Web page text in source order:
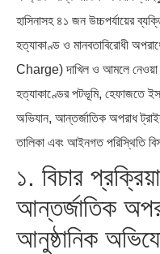
হাসিনাসহ ৪১ জন উচ্চপর্যায়ের
হত্যাকাণ্ড ও মানবতাবিরোধী
Charge) দাখিল ও আমলে নেওয়া
হত্যাকাণ্ডের পটভূমি, হেফাজতে
অভিযান, আন্তর্জাতিক অপরাধ
তালিকা এবং আইনগত পরিস্থিতি
১. বিচার
আন্তর্জাতিক
আনুষ্ঠানিক